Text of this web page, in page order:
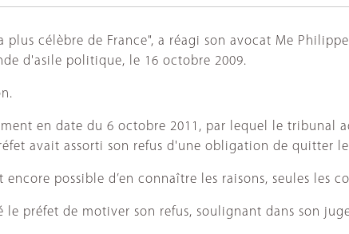
célèbre de France", a réagi son avocat Me
d'asile politique, le 16 octobre 2009.
en date du 6 octobre 2011, par lequel le tribunal
avait assorti son refus d'une obligation de quitter
possible d’en connaître les raisons, seules les
préfet de motiver son refus, soulignant dans son